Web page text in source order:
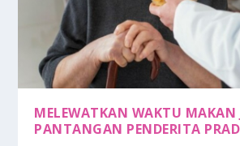
MELEWATKAN WAKTU MAKAN
PANTANGAN PENDERITA